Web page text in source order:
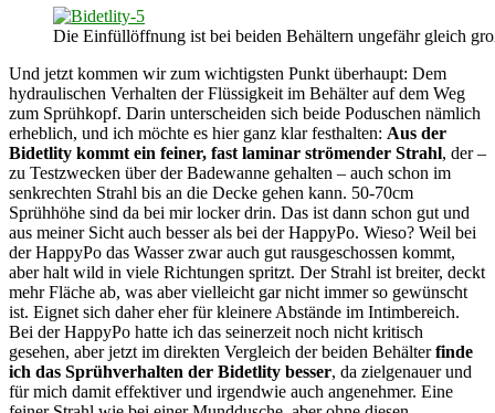
Die Einfüllöffnung ist bei beiden Behältern ungefähr gleich
Und jetzt kommen wir zum wichtigsten Punkt überhaupt: Dem
hydraulischen Verhalten der Flüssigkeit im Behälter auf dem Weg
zum Sprühkopf. Darin unterscheiden sich beide Poduschen nämlich
erheblich, und ich möchte es hier ganz klar festhalten: Aus der
Bidetlity kommt ein feiner, fast laminar strömender Strahl, der –
zu Testzwecken über der Badewanne gehalten – auch schon im
senkrechten Strahl bis an die Decke gehen kann. 50-70cm
Sprühhöhe sind da bei mir locker drin. Das ist dann schon gut und
aus meiner Sicht auch besser als bei der HappyPo. Wieso? Weil bei
der HappyPo das Wasser zwar auch gut rausgeschossen kommt,
aber halt wild in viele Richtungen spritzt. Der Strahl ist breiter, deckt
mehr Fläche ab, was aber vielleicht gar nicht immer so gewünscht
ist. Eignet sich daher eher für kleinere Abstände im Intimbereich.
Bei der HappyPo hatte ich das seinerzeit noch nicht kritisch
gesehen, aber jetzt im direkten Vergleich der beiden Behälterfinde
ich das Sprühverhalten der Bidetlity besser, da zielgenauer und
für mich damit effektiver und irgendwie auch angenehmer. Eine